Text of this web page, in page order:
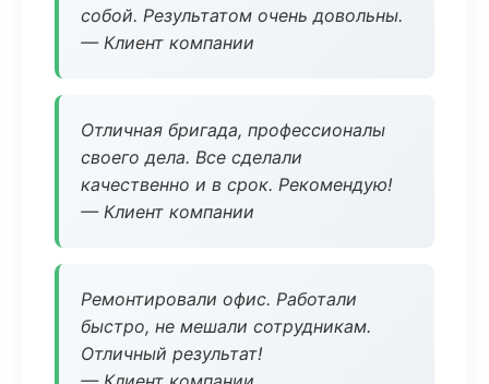
собой. Результатом очень довольны.
— Клиент компании
Отличная бригада, профессионалы
своего дела. Все сделали
качественно и в срок. Рекомендую!
— Клиент компании
Ремонтировали офис. Работали
быстро, не мешали сотрудникам.
Отличный результат!